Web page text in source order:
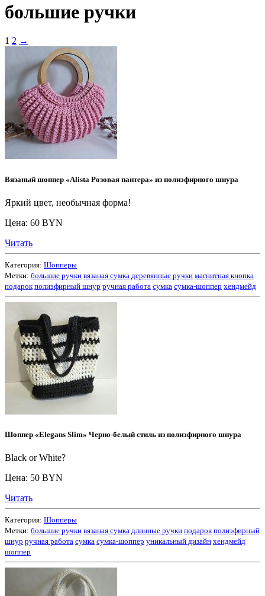
большие ручки
1 2 →
Вязаный шоппер «Alista Розовая пантера» из полиэфирного шнура
Яркий цвет, необычная форма!
Цена: 60 BYN
Читать
Категория: Шопперы
Метки: большие ручки вязаная сумка деревянные ручки магнитная кнопка
подарок полиэфирный шнур ручная работа сумка сумка-шоппер хендмейд
Шоппер «Elegans Slim» Черно-белый стиль из полиэфирного шнура
Black or White?
Цена: 50 BYN
Читать
Категория: Шопперы
Метки: большие ручки вязаная сумка длинные ручки подарок полиэфирный
шнур ручная работа сумка сумка-шоппер уникальный дизайн хендмейд
шоппер